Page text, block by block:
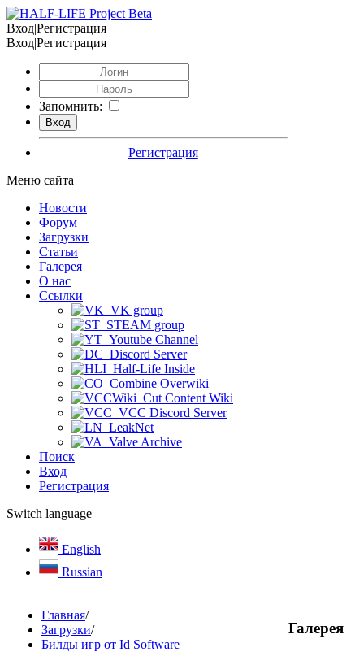
Вход|Регистрация
Вход|Регистрация
Запомнить:
Регистрация
Меню сайта
Новости
Форум
Загрузки
Статьи
Галерея
О нас
Ссылки
VK group
STEAM group
Youtube Channel
Discord Server
Half-Life Inside
Combine Overwiki
Cut Content Wiki
VCC Discord Server
LeakNet
Valve Archive
Поиск
Вход
Регистрация
Switch language
English
Russian
Главная/
Загрузки/
Билды игр от Id Software
Галерея